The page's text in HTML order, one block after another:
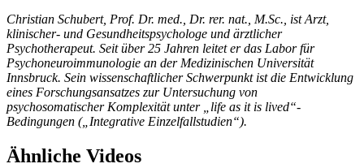
Christian Schubert, Prof. Dr. med., Dr. rer. nat., M.Sc., ist Arzt,
klinischer- und Gesundheitspsychologe und ärztlicher
Psychotherapeut. Seit über 25 Jahren leitet er das Labor für
Psychoneuroimmunologie an der Medizinischen Universität
Innsbruck. Sein wissenschaftlicher Schwerpunkt ist die Entwicklung
eines Forschungsansatzes zur Untersuchung von
psychosomatischer Komplexität unter „life as it is lived“-
Bedingungen („Integrative Einzelfallstudien“).
Ähnliche Videos